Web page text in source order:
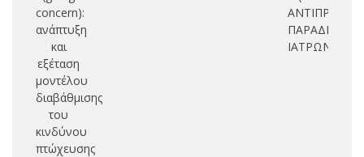
concern):
ανάπτυξη
και
εξέταση
μοντέλου
διαβάθμισης
του
κινδύνου
πτώχευσης
ΙΑΤΡΩΝ)